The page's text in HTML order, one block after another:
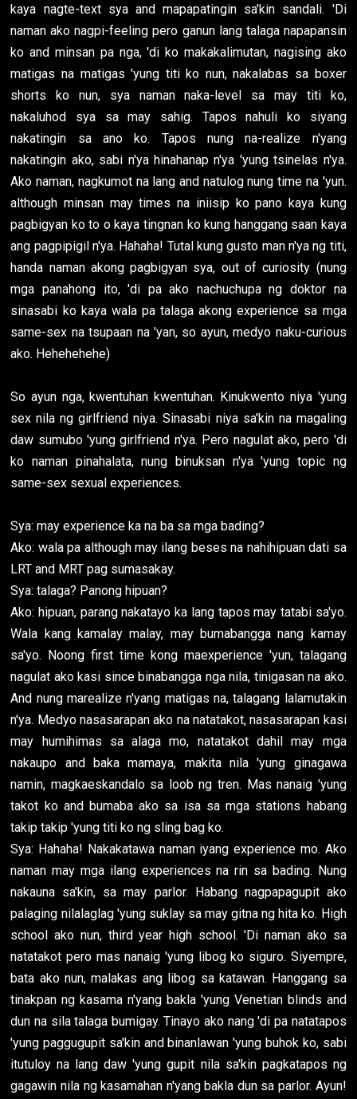
kaya nagte-text sya and mapapatingin sa'kin sandali. 'Di
naman ako nagpi-feeling pero ganun lang talaga napapansin
ko and minsan pa nga, 'di ko makakalimutan, nagising ako
matigas na matigas 'yung titi ko nun, nakalabas sa boxer
shorts ko nun, sya naman naka-level sa may titi ko,
nakaluhod sya sa may sahig. Tapos nahuli ko siyang
nakatingin sa ano ko. Tapos nung na-realize n'yang
nakatingin ako, sabi n'ya hinahanap n'ya 'yung tsinelas n'ya.
Ako naman, nagkumot na lang and natulog nung time na 'yun.
although minsan may times na iniisip ko pano kaya kung
pagbigyan ko to o kaya tingnan ko kung hanggang saan kaya
ang pagpipigil n'ya. Hahaha! Tutal kung gusto man n'ya ng titi,
handa naman akong pagbigyan sya, out of curiosity (nung
mga panahong ito, 'di pa ako nachuchupa ng doktor na
sinasabi ko kaya wala pa talaga akong experience sa mga
same-sex na tsupaan na 'yan, so ayun, medyo naku-curious
ako. Hehehehehe)
So ayun nga, kwentuhan kwentuhan. Kinukwento niya 'yung
sex nila ng girlfriend niya. Sinasabi niya sa'kin na magaling
daw sumubo 'yung girlfriend n'ya. Pero nagulat ako, pero 'di
ko naman pinahalata, nung binuksan n'ya 'yung topic ng
same-sex sexual experiences.
Sya: may experience ka na ba sa mga bading?
Ako: wala pa although may ilang beses na nahihipuan dati sa
LRT and MRT pag sumasakay.
Sya: talaga? Panong hipuan?
Ako: hipuan, parang nakatayo ka lang tapos may tatabi sa'yo.
Wala kang kamalay malay, may bumabangga nang kamay
sa'yo. Noong first time kong maexperience 'yun, talagang
nagulat ako kasi since binabangga nga nila, tinigasan na ako.
And nung marealize n'yang matigas na, talagang lalamutakin
n'ya. Medyo nasasarapan ako na natatakot, nasasarapan kasi
may humihimas sa alaga mo, natatakot dahil may mga
nakaupo and baka mamaya, makita nila 'yung ginagawa
namin, magkaeskandalo sa loob ng tren. Mas nanaig 'yung
takot ko and bumaba ako sa isa sa mga stations habang
takip takip 'yung titi ko ng sling bag ko.
Sya: Hahaha! Nakakatawa naman iyang experience mo. Ako
naman may mga ilang experiences na rin sa bading. Nung
nakauna sa'kin, sa may parlor. Habang nagpapagupit ako
palaging nilalaglag 'yung suklay sa may gitna ng hita ko. High
school ako nun, third year high school. 'Di naman ako sa
natatakot pero mas nanaig 'yung libog ko siguro. Siyempre,
bata ako nun, malakas ang libog sa katawan. Hanggang sa
tinakpan ng kasama n'yang bakla 'yung Venetian blinds and
dun na sila talaga bumigay. Tinayo ako nang 'di pa natatapos
'yung paggugupit sa'kin and binanlawan 'yung buhok ko, sabi
itutuloy na lang daw 'yung gupit nila sa'kin pagkatapos ng
gagawin nila ng kasamahan n'yang bakla dun sa parlor. Ayun!